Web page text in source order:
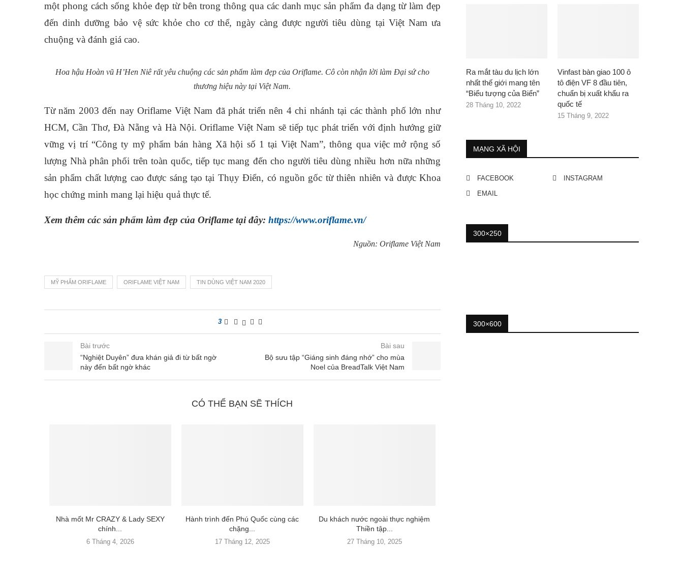
một phong cách sống khỏe đẹp từ bên trong thông qua các danh mục sản phẩm đa dạng từ làm đẹp
đến dinh dưỡng bảo vệ sức khỏe cho cơ thể, ngày càng được người tiêu dùng tại Việt Nam ưa
chuộng và đánh giá cao.
Hoa hậu Hoàn vũ H’Hen Niê rất yêu chuộng các sản phẩm làm đẹp của Oriflame. Cô còn nhận lời làm Đại sứ cho
thương hiệu này tại Việt Nam.
Từ năm 2003 đến nay Oriflame Việt Nam đã phát triển nên 4 chi nhánh tại các thành phố lớn như
HCM, Cần Thơ, Đà Nẵng và Hà Nội. Oriflame Việt Nam sẽ tiếp tục phát triển với định hướng giữ
vững vị trí “Công ty mỹ phẩm bán hàng Xã hội số 1 tại Việt Nam”, thông qua việc mở rộng số
lượng Nhà phân phối trên toàn quốc, tiếp tục mang đến cho người tiêu dùng nhiều hơn nữa những
sản phẩm chất lượng cao được sáng tạo tại Thụy Điển, có nguồn gốc từ thiên nhiên và được Khoa
học chứng minh mang lại hiệu quả thực tế.
Xem thêm các sản phẩm làm đẹp của Oriflame tại đây: https://www.oriflame.vn/
Nguồn: Oriflame Việt Nam
MỸ PHẨM ORIFLAME ORIFLAME VIỆT NAM TIN DÙNG VIỆT NAM 2020
3
Bài trước
“Nghiệt Duyên” đưa khán giả đi từ bất ngờ
này đến bất ngờ khác
Bài sau
Bộ sưu tập “Giáng sinh đáng nhớ” cho mùa
Noel của BreadTalk Việt Nam
CÓ THỂ BẠN SẼ THÍCH
Nhà mốt Mr CRAZY & Lady SEXY
chính...
6 Tháng 4, 2026
Hành trình đến Phú Quốc cùng các
chặng...
17 Tháng 12, 2025
Du khách nước ngoài thực nghiệm
Thiền tập...
27 Tháng 10, 2025
Ra mắt tàu du lịch lớn
nhất thế giới mang tên
“Biểu tượng của Biển”
28 Tháng 10, 2022
Vinfast bàn giao 100 ô
tô điện VF 8 đầu tiên,
chuẩn bị xuất khẩu ra
quốc tế
15 Tháng 9, 2022
MẠNG XÃ HỘI
FACEBOOK
INSTAGRAM
EMAIL
300×250
300×600